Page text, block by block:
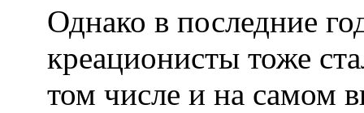
Однако в последние
креационисты тоже
том числе и на самом